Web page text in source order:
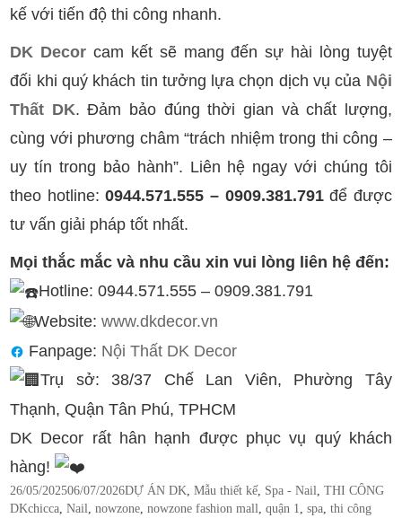
kế với tiến độ thi công nhanh.
DK Decor cam kết sẽ mang đến sự hài lòng tuyệt
đối khi quý khách tin tưởng lựa chọn dịch vụ của Nội
Thất DK. Đảm bảo đúng thời gian và chất lượng,
cùng với phương châm “trách nhiệm trong thi công –
uy tín trong bảo hành”. Liên hệ ngay với chúng tôi
theo hotline: 0944.571.555 – 0909.381.791để được
tư vấn giải pháp tốt nhất.
Mọi thắc mắc và nhu cầu xin vui lòng liên hệ đến:
Hotline: 0944.571.555 – 0909.381.791
Website:www.dkdecor.vn
Fanpage: Nội Thất DK Decor
Trụ sở: 38/37 Chế Lan Viên, Phường Tây
Thạnh, Quận Tân Phú, TPHCM
DK Decor rất hân hạnh được phục vụ quý khách
hàng!
Posted
on
26/05/202506/07/2026Categories
DỰ ÁN DK,Mẫu thiết kế, Spa - Nail,THI CÔNG
DKTags
chicca,Nail,nowzone,nowzone fashion mall,quận 1,spa,thi công